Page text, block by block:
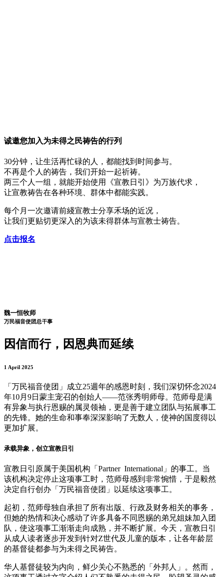
诚邀您加入为未得之民祷告的行列
30分钟，让生活再忙碌的人，都能找到时间参与。
不再是个人的祷告，我们开始一起祈祷。
两三个人一组，就能开始使用《宣教日引》为万族代求，
让宣教祷告在各种环境、群体中都能实践。
每个月一次邀请前綫宣教士分享禾场的近况，
让我们更贴切更深入的为该未得群体与宣教士祷告。
点击报名
魏一恒牧师
万民福音使团总干事
因信而行，因恩典而延续
1 April 2025
「万民福音使团」成立25週年的感恩时刻，我们深切怀念2024
年10月9日蒙主宠召的创始人——范张秀明师母。范师母是满
有异象与执行恩赐的属灵领袖，更是善于建立团队与拓展事工
的先锋。她的生命和事奉深深影响了无数人，使神的国度得以
更加扩展。
承载异象，创立宣教日引
宣教日引原属于美国机构「Partner International」的事工。当
该机构决定停止这项事工时，范师母感到非常惋惜，于是毅然
决定自行创办「万民福音使团」以延续这项事工。
起初，范师母独自承担了所有出版、行政及财务相关的事务，
但她的热情和决心感动了许多具备不同恩赐的弟兄姐妹加入团
队，使这项事工渐渐走向成熟，并不断扩展。今天，宣教日引
从成人读者逐步开发到针对Z世代及儿童的版本，让各年龄层
的基督徒都参与为未得之民祷告。
华人基督徒较为内向，鲜少关心不熟悉的「外邦人」。然而，